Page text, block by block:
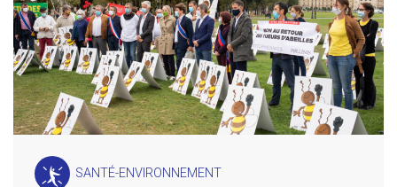
SANTÉ-ENVIRONNEMENT